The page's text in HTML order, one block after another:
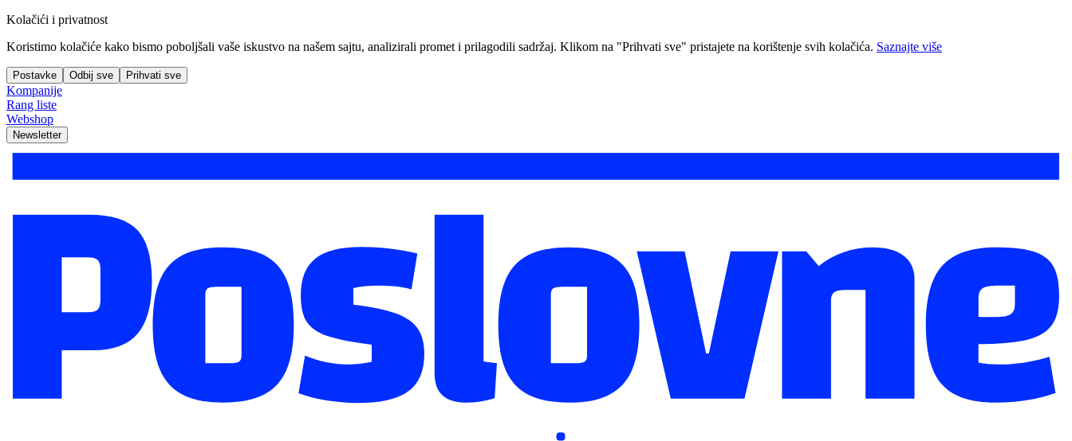
Kolačići i privatnost
Koristimo kolačiće kako bismo poboljšali vaše iskustvo na našem sajtu, analizirali promet i prilagodili sadržaj. Klikom na "Prihvati sve" pristajete na korištenje svih kolačića. Saznajte više
Postavke Odbij sve Prihvati sve
Kompanije
Rang liste
Webshop
Newsletter